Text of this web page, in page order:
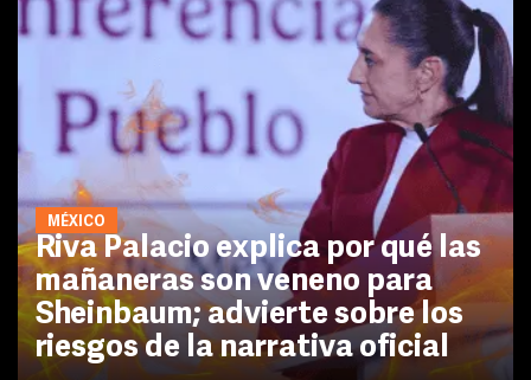
MÉXICO
Riva Palacio explica por qué las
mañaneras son veneno para
Sheinbaum; advierte sobre los
riesgos de la narrativa oficial